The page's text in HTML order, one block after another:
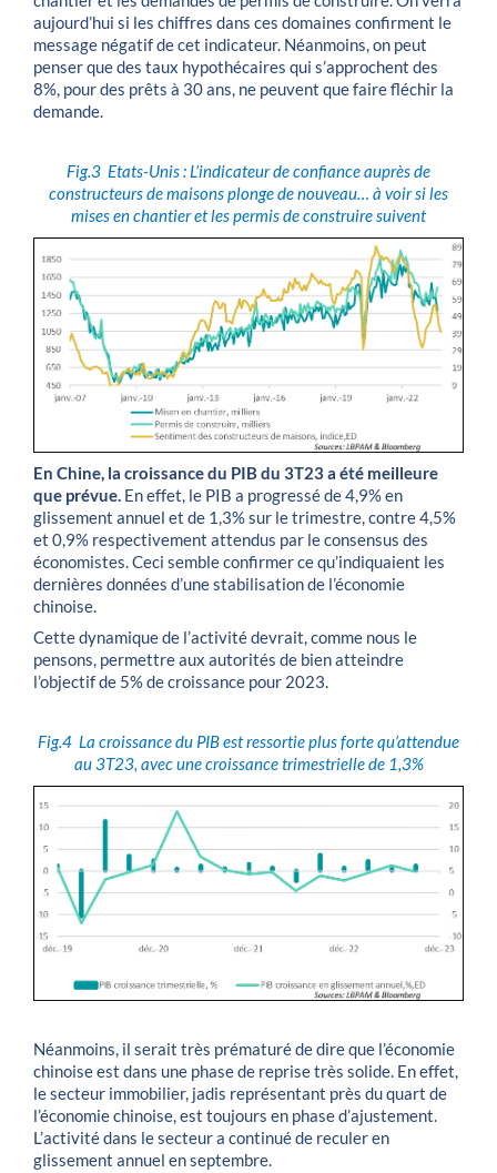
aujourd’hui si les chiffres dans ces domaines confirment le
message négatif de cet indicateur. Néanmoins, on peut
penser que des taux hypothécaires qui s’approchent des
8%, pour des prêts à 30 ans, ne peuvent que faire fléchir la
demande.
Fig.3 Etats-Unis : L’indicateur de confiance auprès de
constructeurs de maisons plonge de nouveau… à voir si les
mises en chantier et les permis de construire suivent
En Chine, la croissance du PIB du 3T23 a été meilleure
que prévue. En effet, le PIB a progressé de 4,9% en
glissement annuel et de 1,3% sur le trimestre, contre 4,5%
et 0,9% respectivement attendus par le consensus des
économistes. Ceci semble confirmer ce qu’indiquaient les
dernières données d’une stabilisation de l’économie
chinoise.
Cette dynamique de l’activité devrait, comme nous le
pensons, permettre aux autorités de bien atteindre
l’objectif de 5% de croissance pour 2023.
Fig.4 La croissance du PIB est ressortie plus forte qu’attendue
au 3T23, avec une croissance trimestrielle de 1,3%
Néanmoins, il serait très prématuré de dire que l’économie
chinoise est dans une phase de reprise très solide. En effet,
le secteur immobilier, jadis représentant près du quart de
l’économie chinoise, est toujours en phase d’ajustement.
L’activité dans le secteur a continué de reculer en
glissement annuel en septembre.